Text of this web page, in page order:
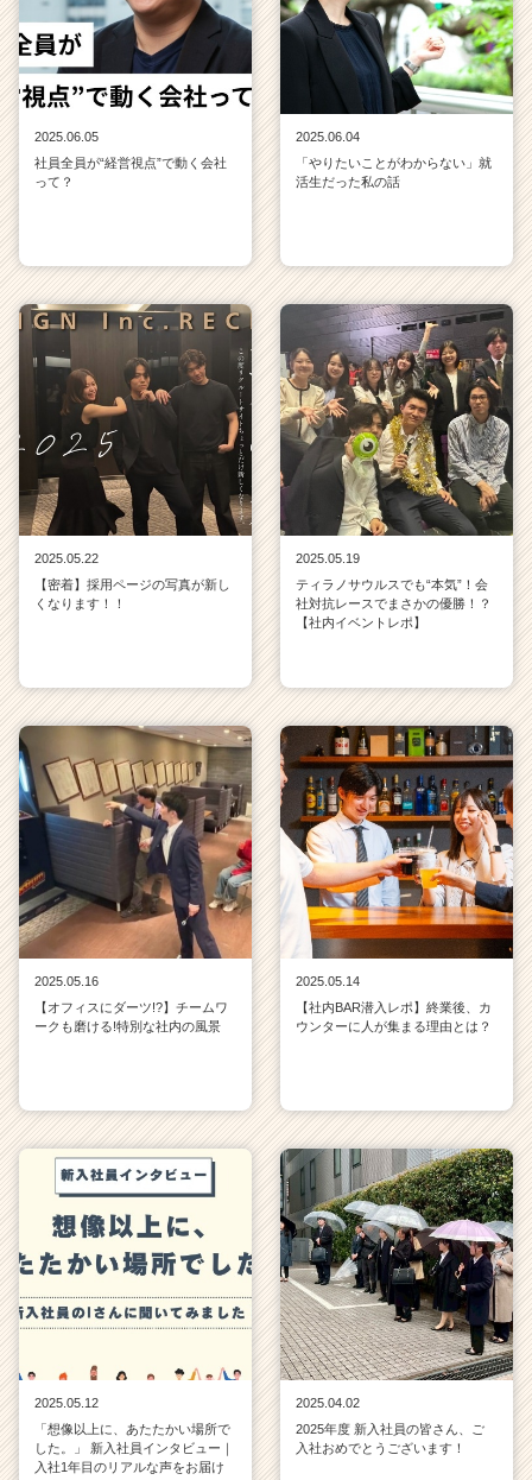
2025.06.05
社員全員が“経営視点”で動く会社
って？
2025.06.04
「やりたいことがわからない」就
活生だった私の話
2025.05.22
【密着】採用ページの写真が新し
くなります！！
2025.05.19
ティラノサウルスでも“本気”！会
社対抗レースでまさかの優勝！？
【社内イベントレポ】
2025.05.16
【オフィスにダーツ!?】チームワ
ークも磨ける!特別な社内の風景
2025.05.14
【社内BAR潜入レポ】終業後、カ
ウンターに人が集まる理由とは？
2025.05.12
「想像以上に、あたたかい場所で
した。」 新入社員インタビュー｜
入社1年目のリアルな声をお届け
2025.04.02
2025年度 新入社員の皆さん、ご
入社おめでとうございます！